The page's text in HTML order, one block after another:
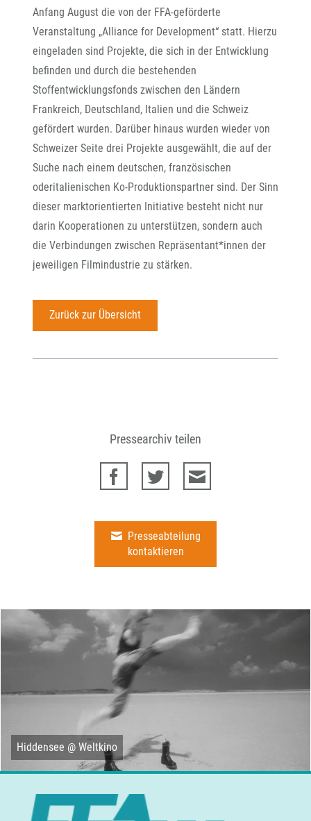
Anfang August die von der FFA-geförderte
Veranstaltung „Alliance for Development“ statt. Hierzu
eingeladen sind Projekte, die sich in der Entwicklung
befinden und durch die bestehenden
Stoffentwicklungsfonds zwischen den Ländern
Frankreich, Deutschland, Italien und die Schweiz
gefördert wurden. Darüber hinaus wurden wieder von
Schweizer Seite drei Projekte ausgewählt, die auf der
Suche nach einem deutschen, französischen
oderitalienischen Ko-Produktionspartner sind. Der Sinn
dieser marktorientierten Initiative besteht nicht nur
darin Kooperationen zu unterstützen, sondern auch
die Verbindungen zwischen Repräsentant*innen der
jeweiligen Filmindustrie zu stärken.
Zurück zur Übersicht
Pressearchiv teilen
Presseabteilung
kontaktieren
Hiddensee @ Weltkino